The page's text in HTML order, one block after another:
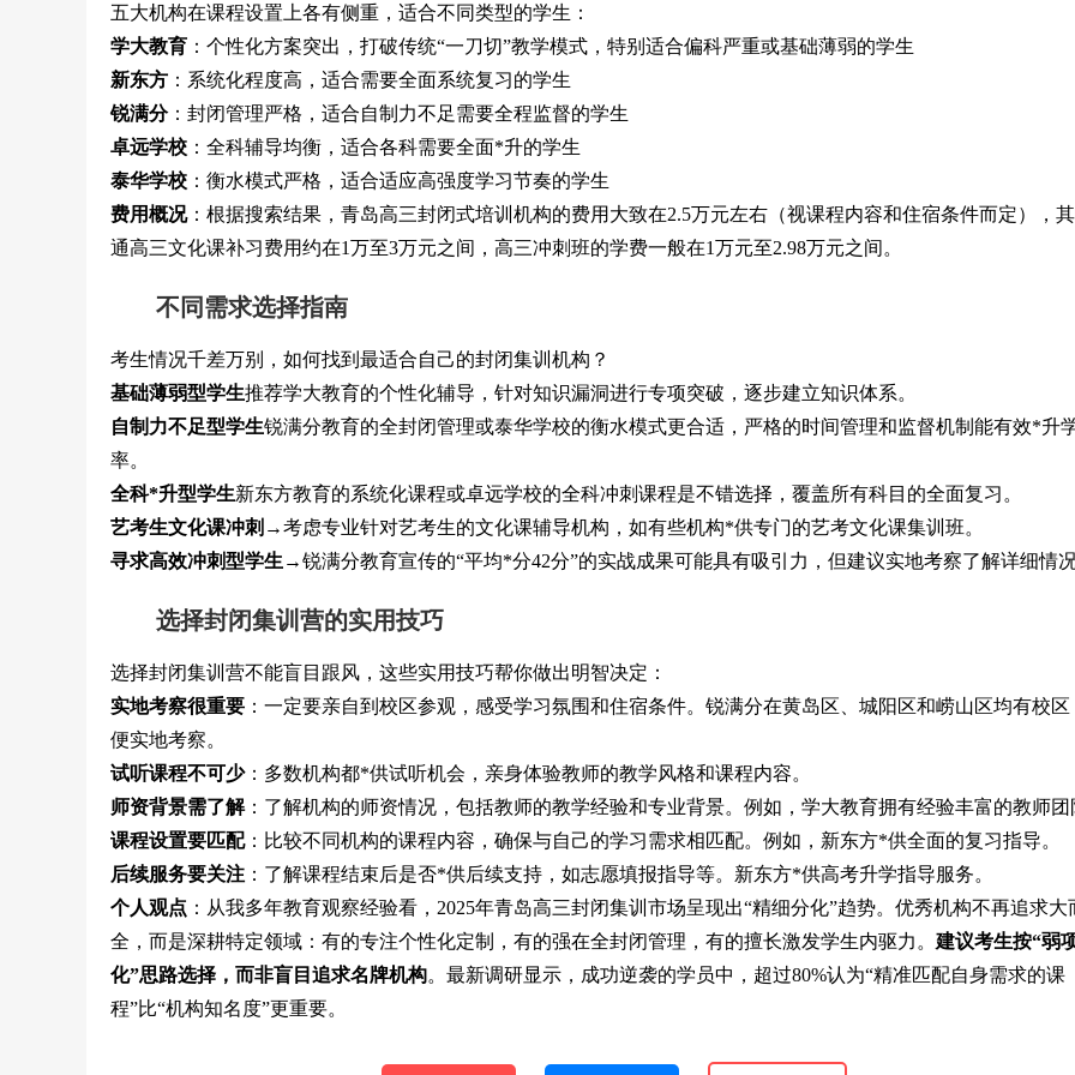
五大机构在课程设置上各有侧重，适合不同类型的学生：
学大教育 ：个性化方案突出，打破传统“一刀切”教学模式，特别适合偏科严重或基础薄弱的学生
新东方 ：系统化程度高，适合需要全面系统复习的学生
锐满分：封闭管理严格，适合自制力不足需要全程监督的学生
卓远学校 ：全科辅导均衡，适合各科需要全面*升的学生
泰华学校 ：衡水模式严格，适合适应高强度学习节奏的学生
费用概况：根据搜索结果，青岛高三封闭式培训机构的费用大致在2.5万元左右（视课程内容和住宿条件而定），
通高三文化课补习费用约在1万至3万元之间，高三冲刺班的学费一般在1万元至2.98万元之间。
不同需求选择指南
考生情况千差万别，如何找到最适合自己的封闭集训机构？
基础薄弱型学生推荐学大教育的个性化辅导，针对知识漏洞进行专项突破，逐步建立知识体系。
自制力不足型学生锐满分教育的全封闭管理或泰华学校的衡水模式更合适，严格的时间管理和监督机制能有效*升
率。
全科*升型学生新东方教育的系统化课程或卓远学校的全科冲刺课程是不错选择，覆盖所有科目的全面复习。
艺考生文化课冲刺 →考虑专业针对艺考生的文化课辅导机构，如有些机构*供专门的艺考文化课集训班。
寻求高效冲刺型学生 →锐满分教育宣传的“平均*分42分”的实战成果可能具有吸引力，但建议实地考察了解详细情况
选择封闭集训营的实用技巧
选择封闭集训营不能盲目跟风，这些实用技巧帮你做出明智决定：
实地考察很重要 ：一定要亲自到校区参观，感受学习氛围和住宿条件。锐满分在黄岛区、城阳区和崂山区均有校区
便实地考察。
试听课程不可少：多数机构都*供试听机会，亲身体验教师的教学风格和课程内容。
师资背景需了解：了解机构的师资情况，包括教师的教学经验和专业背景。例如，学大教育拥有经验丰富的教师团
课程设置要匹配：比较不同机构的课程内容，确保与自己的学习需求相匹配。例如，新东方*供全面的复习指导。
后续服务要关注 ：了解课程结束后是否*供后续支持，如志愿填报指导等。新东方*供高考升学指导服务。
个人观点 ：从我多年教育观察经验看，2025年青岛高三封闭集训市场呈现出“精细分化”趋势。优秀机构不再追求大
全，而是深耕特定领域：有的专注个性化定制，有的强在全封闭管理，有的擅长激发学生内驱力。 建议考生按“弱
化”思路选择，而非盲目追求名牌机构。最新调研显示，成功逆袭的学员中，超过80%认为“精准匹配自身需求的课
程”比“机构知名度”更重要。